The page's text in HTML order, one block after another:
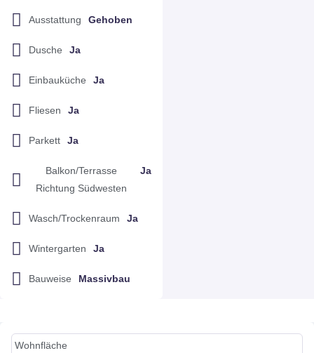
Ausstattung Gehoben
Dusche Ja
Einbauküche Ja
Fliesen Ja
Parkett Ja
Balkon/Terrasse
Richtung Südwesten
Ja
Wasch/Trockenraum Ja
Wintergarten Ja
Bauweise Massivbau
Wohnfläche